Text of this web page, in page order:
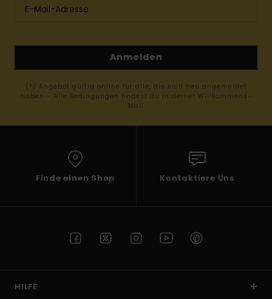
Anmelden
(*) Angebot gültig online für alle, die sich neu angemeldet
haben - Alle Bedingungen findest du in deiner Willkommens-
Mail
Finde einen Shop Kontaktiere Uns
HILFE